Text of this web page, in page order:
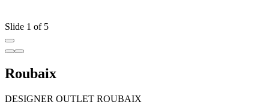
Slide 1 of 5
Roubaix
DESIGNER OUTLET ROUBAIX